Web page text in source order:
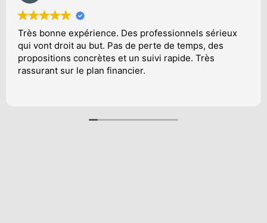
professionnels sérieux
perte de temps, des
suivi rapide. Très
Franchement au top ! Une
et surtout toujours
questions. Ça change des